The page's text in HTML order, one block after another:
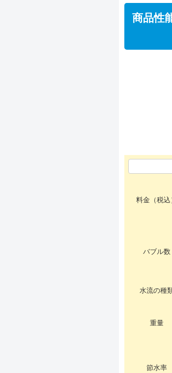
商品性
料金（税込
バブル数
水流の種
重量
節水率